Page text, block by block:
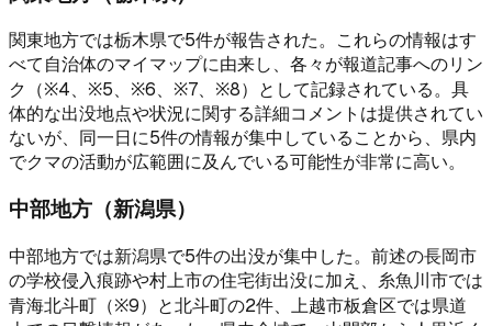
関東地方では栃木県で5件が報告された。これらの情報はす
べて自治体のマイマップに由来し、各々が報道記事へのリン
ク（※4、※5、※6、※7、※8）として記録されている。具
体的な出没地点や状況に関する詳細コメントは提供されてい
ないが、同一日に5件の情報が集中していることから、県内
でクマの活動が広範囲に及んでいる可能性が非常に高い。
中部地方（新潟県）
中部地方では新潟県で5件の出没が集中した。前述の長岡市
の学校侵入痕跡や村上市の住宅街出没に加え、糸魚川市では
青海北斗町（※9）と北斗町の2件、上越市板倉区では県道